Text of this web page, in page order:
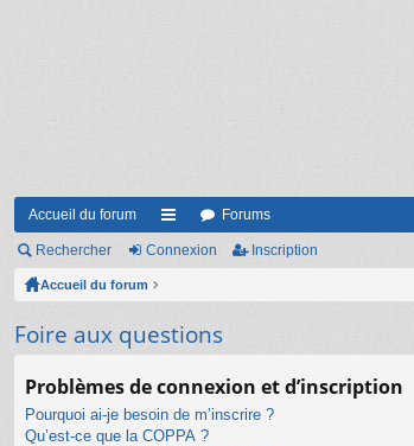
Accueil du forum
ac
ci
s
Forums
Rechercher Connexion Inscription
Accueil du forum
Foire aux questions
Problèmes de connexion et d’inscription
Pourquoi ai-je besoin de m’inscrire ?
Qu’est-ce que la COPPA ?